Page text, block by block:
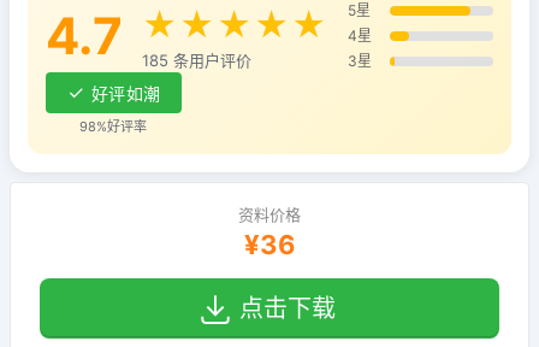
4.7 ★★★★★
185 条用户评价
5星
4星
3星
好评如潮
98%好评率
资料价格
¥36
点击下载